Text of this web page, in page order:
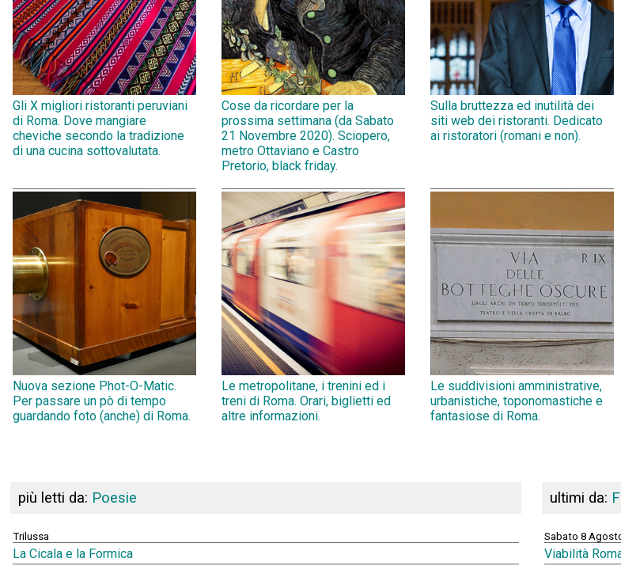
Gli X migliori ristoranti peruviani
di Roma. Dove mangiare
cheviche secondo la tradizione
di una cucina sottovalutata.
Cose da ricordare per la
prossima settimana (da Sabato
21 Novembre 2020). Sciopero,
metro Ottaviano e Castro
Pretorio, black friday.
Sulla bruttezza ed inutilità dei
siti web dei ristoranti. Dedicato
ai ristoratori (romani e non).
Nuova sezione Phot-O-Matic.
Per passare un pò di tempo
guardando foto (anche) di Roma.
Le metropolitane, i trenini ed i
treni di Roma. Orari, biglietti ed
altre informazioni.
Le suddivisioni amministrative,
urbanistiche, toponomastiche e
fantasiose di Roma.
più letti da: Poesie
Trilussa
La Cicala e la Formica
ultimi da:
Sabato 8
Viabilità